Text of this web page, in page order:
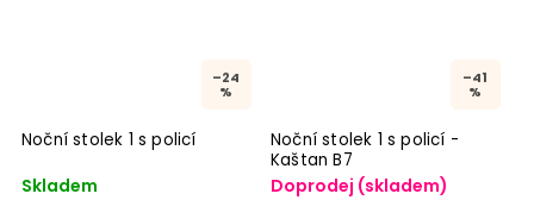
–24
%
Noční stolek 1 s policí
Skladem
–41
%
Noční stolek 1 s policí -
Kaštan B7
Doprodej (skladem)